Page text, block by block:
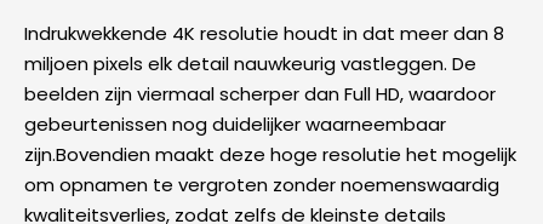
Indrukwekkende 4K resolutie houdt in dat meer dan 8
miljoen pixels elk detail nauwkeurig vastleggen. De
beelden zijn viermaal scherper dan Full HD, waardoor
gebeurtenissen nog duidelijker waarneembaar
zijn.Bovendien maakt deze hoge resolutie het mogelijk
om opnamen te vergroten zonder noemenswaardig
kwaliteitsverlies, zodat zelfs de kleinste details